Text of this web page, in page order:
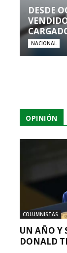
DESDE
NACIONAL
OPINIÓN
COLUMNISTAS
UN AÑO Y
DONALD